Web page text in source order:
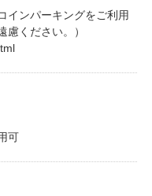
インパーキングをご利用
慮ください。）
可